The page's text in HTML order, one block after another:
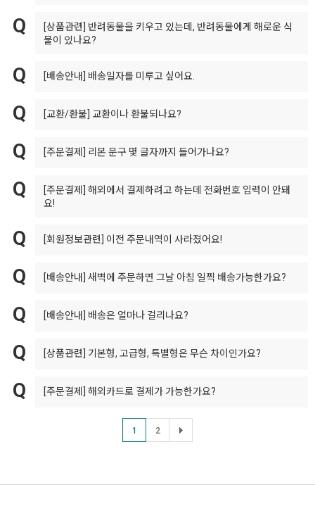
[상품관련]
반려동물을 키우고 있는데, 반려동물에게 해로운 식
물이 있나요?
[배송안내] 배송일자를 미루고 싶어요.
[교환/환불] 교환이나 환불되나요?
[주문결제] 리본 문구 몇 글자까지 들어가나요?
[주문결제]
해외에서 결제하려고 하는데 전화번호 입력이 안돼
요!
[회원정보관련] 이전 주문내역이 사라졌어요!
[배송안내] 새벽에 주문하면 그날 아침 일찍 배송가능한가요?
[배송안내] 배송은 얼마나 걸리나요?
[상품관련] 기본형, 고급형, 특별형은 무슨 차이인가요?
[주문결제] 해외카드로 결제가 가능한가요?
1 2